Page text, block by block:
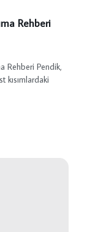
Rehberi
Rehberi Pendik,
kısımlardaki